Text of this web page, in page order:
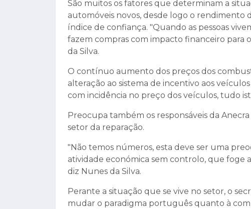
São muitos os fatores que determinam a
automóveis novos, desde logo o rendimento
índice de confiança. "Quando as pessoas
fazem compras com impacto financeiro para
da Silva.
O contínuo aumento dos preços dos
alteração ao sistema de incentivo aos
com incidência no preço dos veículos, tudo
Preocupa também os responsáveis da
setor da reparação.
"Não temos números, esta deve ser uma
atividade económica sem controlo, que foge
diz Nunes da Silva.
Perante a situação que se vive no setor, o
mudar o paradigma português quanto à